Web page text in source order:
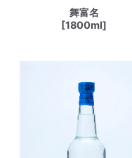
舞富名
[1800ml]